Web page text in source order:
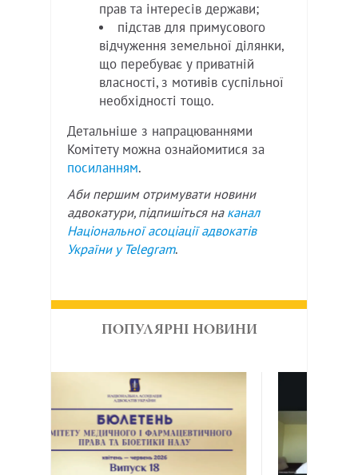
прав та інтересів держави;
підстав для примусового
відчуження земельної ділянки,
що перебуває у приватній
власності, з мотивів суспільної
необхідності тощо.
Детальніше з напрацюваннями
Комітету можна ознайомитися за
посиланням.
Аби першим отримувати новини
адвокатури, підпишіться на канал
Національної асоціації адвокатів
України у Telegram.
ПОПУЛЯРНІ НОВИНИ